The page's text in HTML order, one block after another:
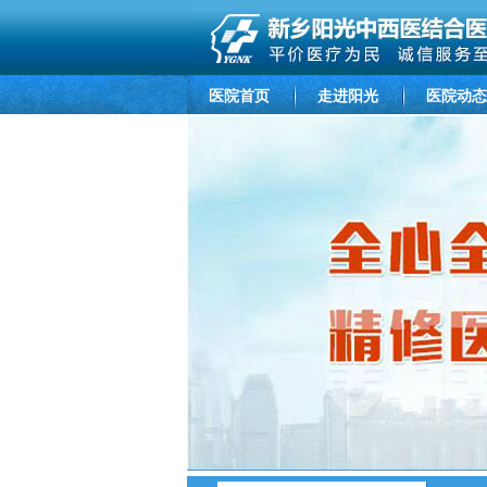
医院首页 走进阳光 医院动态